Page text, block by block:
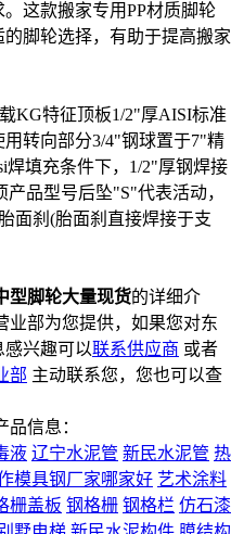
这款搬家专用PP材质脚轮
脚轮选择，有助于提高搬家
KG特征顶板1/2"厚AISI标准
转向部分3/4"钢球置于7"精
焊填充条件下，1/2"厚钢焊接
品型号后坠"S"代表活动，
面刹(胎面刹直接焊接于支
型脚轮大量现货的详细介
业部为您提供，如果您对东
感兴趣可以联系供应商 或者
部 主动联系您，您也可以查
信息：
液 辽宁水泥管 新民水泥管 热
模具钢厂家哪家好 艺术涂料
栅盖板 钢格栅 钢格栏 仿石漆